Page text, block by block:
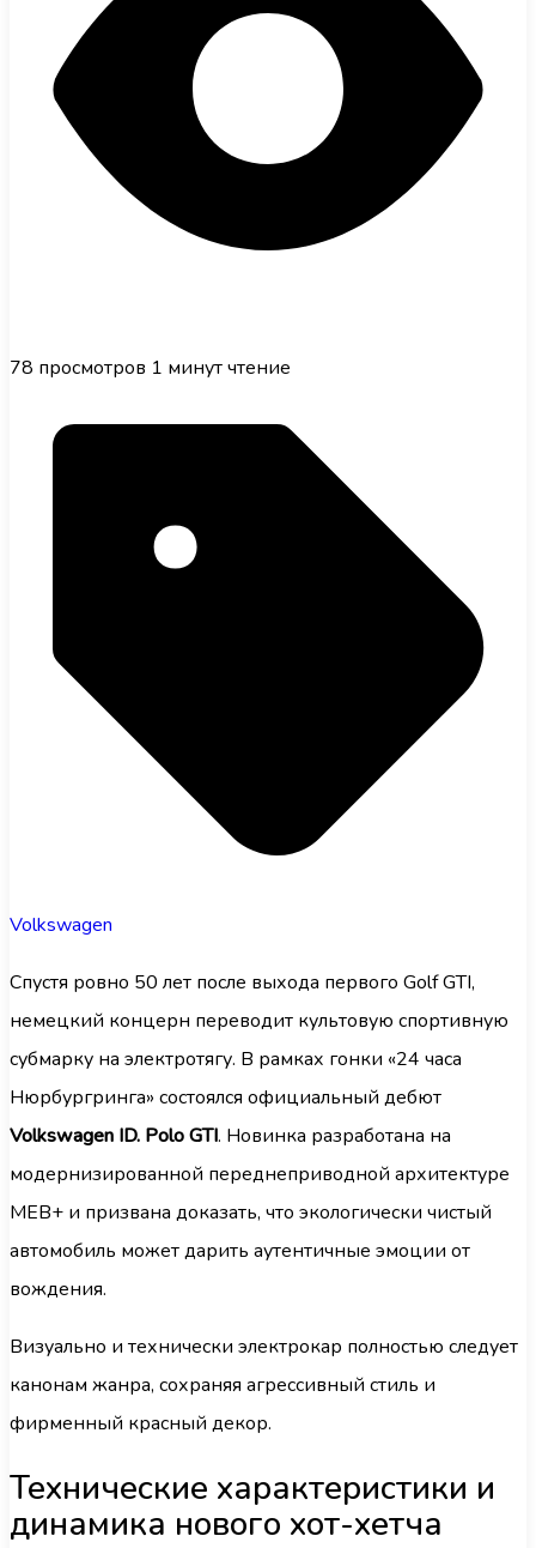
78 просмотров 1 минут чтение
Volkswagen
Спустя ровно 50 лет после выхода первого Golf GTI,
немецкий концерн переводит культовую спортивную
субмарку на электротягу. В рамках гонки «24 часа
Нюрбургринга» состоялся официальный дебют
Volkswagen ID. Polo GTI. Новинка разработана на
модернизированной переднеприводной архитектуре
MEB+ и призвана доказать, что экологически чистый
автомобиль может дарить аутентичные эмоции от
вождения.
Визуально и технически электрокар полностью следует
канонам жанра, сохраняя агрессивный стиль и
фирменный красный декор.
Технические характеристики и
динамика нового хот-хетча